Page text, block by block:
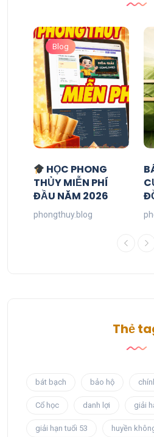
Blog
HỌC PHONG
THỦY MIỄN PHÍ
ĐẦU NĂM 2026
phongthuy.blog
Thẻ
bát bạch bảo hộ
Cổ học danh lợi giải
giải hạn tuổi 53 huyền